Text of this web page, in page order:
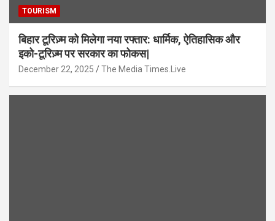
TOURISM
बिहार टूरिज़्म को मिलेगा नया रफ्तार: धार्मिक, ऐतिहासिक और
इको-टूरिज़्म पर सरकार का फोकस|
December 22, 2025 The Media Times.Live